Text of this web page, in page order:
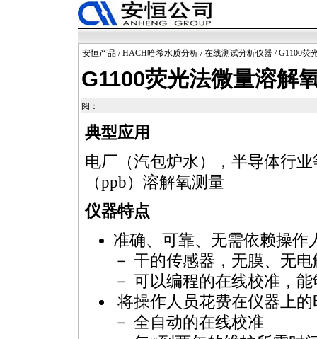
安恒产品 /HACH哈希水质分析 /在线测试分析仪器 / G1100荧
G1100荧光法微量溶解
阅：
典型应用
电厂（汽包炉水），半导体行
（ppb）溶解氧测量
仪器特点
准确、可靠、无需依赖操作
－ 干的传感器，无膜、无
－ 可以编程的在线校准，
将操作人员花费在仪器上
－ 全自动的在线校准